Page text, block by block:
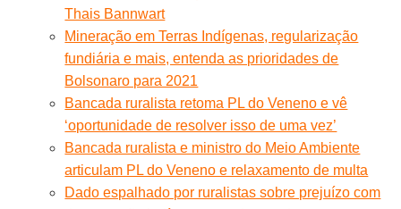
Thais Bannwart
Mineração em Terras Indígenas, regularização
fundiária e mais, entenda as prioridades de
Bolsonaro para 2021
Bancada ruralista retoma PL do Veneno e vê
‘oportunidade de resolver isso de uma vez’
Bancada ruralista e ministro do Meio Ambiente
articulam PL do Veneno e relaxamento de multa
Dado espalhado por ruralistas sobre prejuízo com